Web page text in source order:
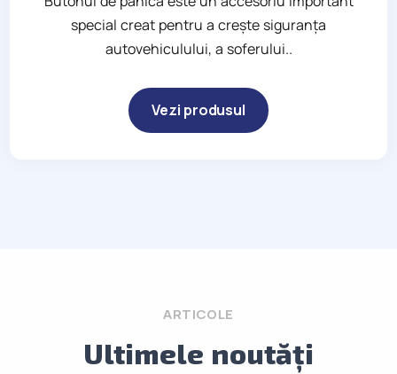
special creat pentru a creşte siguranţa
autovehiculului, a soferului..
Vezi produsul
ARTICOLE
Ultimele noutăți